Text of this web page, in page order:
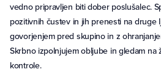
vedno pripravljen biti dober poslušalec.
pozitivnih čustev in jih prenesti na druge
govorjenjem pred skupino in z
Skrbno izpolnjujem obljube in gledam na
kontrole.